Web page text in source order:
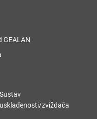
GEALAN
Sustav
usklađenosti/zviždača